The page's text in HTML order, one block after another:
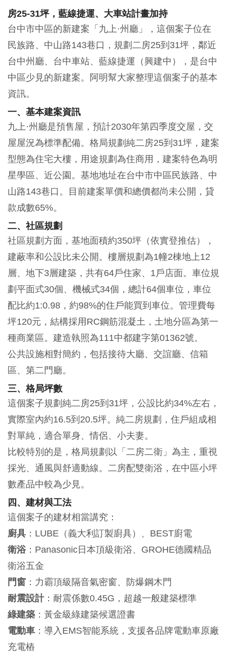
房25-31坪，藍線捷運、大車站計畫加持
台中市中區的新建案「九上·州廳」，這個案子位在
民族路、中山路143巷口，規劃二房25到31坪，鄰近
台中州廳、台中車站、藍線捷運（興建中），是台中
中區少見的新建案。阿明幫大家整理這個案子的基本
資訊。
一、基本建案資訊
九上·州廳是預售屋，預計2030年第四季度交屋，交
屋屋況為標準配備。格局規劃純二房25到31坪，建案
型態為住宅大樓，用途規劃為住商用，建案特色為明
星學區、近公園。基地地址在台中市中區民族路、中
山路143巷口。目前建案單價和總價都尚未公開，貸
款成數65%。
二、社區規劃
社區規劃方面，基地面積約350坪（依實登推估），
建蔽率和公設比未公開。樓層規劃為1幢2棟地上12
層、地下3層建築，共有64戶住家、1戶店面。車位規
劃平面式30個、機械式34個，總計64個車位，車位
配比約1:0.98，約98%的住戶能買到車位。管理費每
坪120元，結構採用RC鋼筋混凝土，土地分區為第一
種商業區。建造執照為111中都建字第01362號。
公共設施相對簡約，包括接待大廳、交誼廳、信箱
區、第二門廳。
三、格局坪數
這個案子規劃純二房25到31坪，公設比約34%左右，
實際室內約16.5到20.5坪。純二房規劃，住戶組成相
對單純，適合單身、情侶、小夫妻。
比較特別的是，格局規劃以「二房二衛」為主，重視
採光、通風與舒適動線。二房配雙衛浴，在中區小坪
數產品中較為少見。
四、建材與工法
這個案子的建材相當講究：
廚具 ：LUBE（義大利訂製廚具）、BEST廚電
衛浴：Panasonic日本頂級衛浴、GROHE德國精品
衛浴五金
門窗 ：力霸頂級隔音氣密窗、防爆鋼木門
耐震設計：耐震係數0.45G，超越一般建築標準
綠建築 ：黃金級綠建築候選證書
電動車 ：導入EMS智能系統，支援各品牌電動車原廠
充電樁